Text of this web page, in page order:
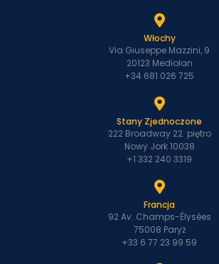
Włochy
Via Giuseppe Mazzini, 9
20123 Mediolan
+34 681 026 725
Stany Zjednoczone
222 Broadway 22. piętro
Nowy Jork 10038
+1 332 240 3319
Francja
92 Av. Champs-Élysées
75008 Paryż
+33 6 77 23 99 59